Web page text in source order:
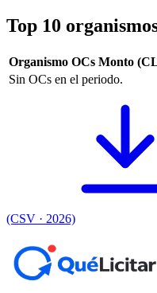
Top 10
Organismo OCs Monto
Sin OCs en el periodo.
(CSV · 2026)